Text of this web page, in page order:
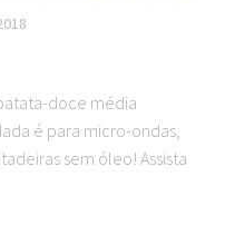
doce média
é para micro-ondas,
sem óleo! Assista